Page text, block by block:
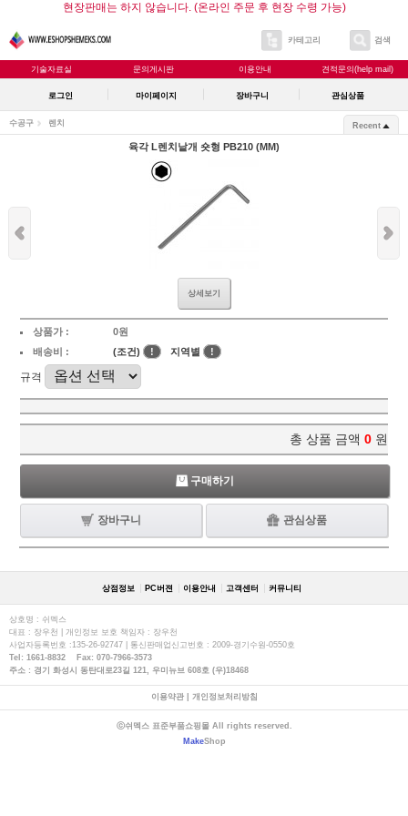
현장판매는 하지 않습니다. (온라인 주문 후 현장 수령 가능)
카테고리 검색
기술자료실 문의게시판 이용안내 견적문의(help mail)
로그인 마이페이지 장바구니 관심상품
수공구 렌치 Recent
육각 L렌치낱개 숏형 PB210 (MM)
상세보기
상품가 :
0원
배송비 :
(조건) ! 지역별 !
규격
총 상품 금액 0 원
구매하기
장바구니 관심상품
상점정보 PC버젼 이용안내 고객센터 커뮤니티
상호명 : 쉬멕스
대표 : 장우천 | 개인정보 보호 책임자 : 장우천
사업자등록번호 :135-26-92747 | 통신판매업신고번호 : 2009-경기수원-0550호
Tel: 1661-8832 Fax: 070-7966-3573
주소 : 경기 화성시 동탄대로23길 121, 우미뉴브 608호 (우)18468
이용약관| 개인정보처리방침
ⓒ쉬멕스 표준부품쇼핑몰 All rights reserved.
MakeShop